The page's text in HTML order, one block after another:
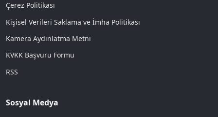
Çerez Politikası
Kişisel Verileri Saklama ve İmha Politikası
Kamera Aydınlatma Metni
KVKK Başvuru Formu
RSS
Sosyal Medya